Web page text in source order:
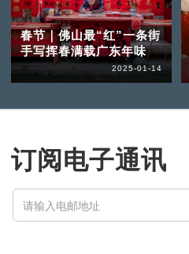
春节｜佛山最“红”一条街
手写挥春满载广东年味
2025-01-14
订阅电子通讯